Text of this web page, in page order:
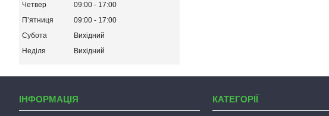
Четвер
09:00
17:00
Пʼятниця
09:00
17:00
Субота
Вихідний
Неділя
Вихідний
ІНФОРМАЦІЯ КАТЕГОРІЇ